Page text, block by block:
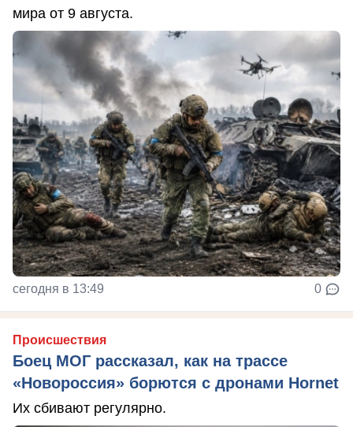
мира от 9 августа.
сегодня в 13:49 0
Происшествия
Боец МОГ рассказал, как на трассе
«Новороссия» борются с дронами Hornet
Их сбивают регулярно.